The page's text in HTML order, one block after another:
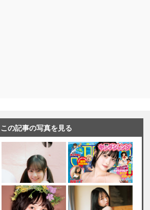
この記事の写真を見る